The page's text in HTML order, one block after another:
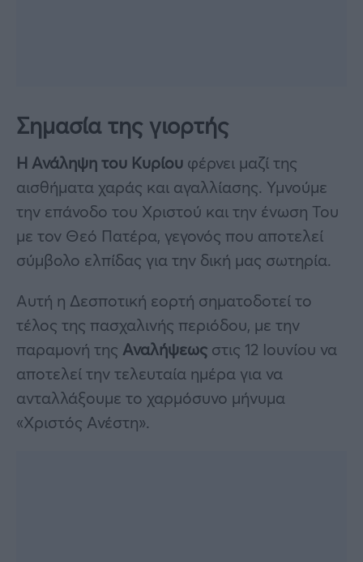
Σημασία της γιορτής
Η Ανάληψη του Κυρίου φέρνει μαζί της
αισθήματα χαράς και αγαλλίασης. Υμνούμε
την επάνοδο του Χριστού και την ένωση Του
με τον Θεό Πατέρα, γεγονός που αποτελεί
σύμβολο ελπίδας για την δική μας σωτηρία.
Αυτή η Δεσποτική εορτή σηματοδοτεί το
τέλος της πασχαλινής περιόδου, με την
παραμονή της Αναλήψεως στις 12 Ιουνίου να
αποτελεί την τελευταία ημέρα για να
ανταλλάξουμε το χαρμόσυνο μήνυμα
«Χριστός Ανέστη».